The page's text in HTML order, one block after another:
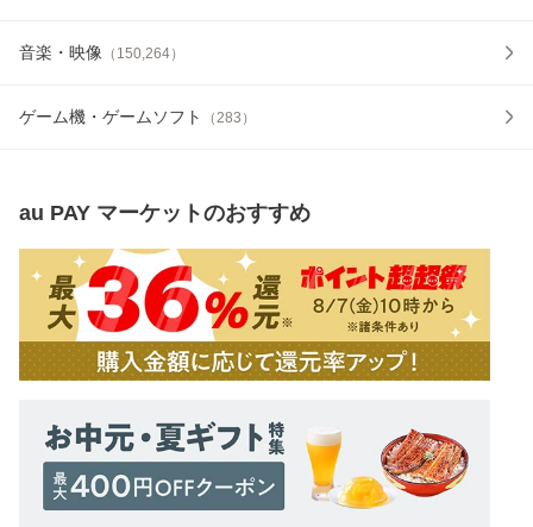
音楽・映像 （ 150,264）
ゲーム機・ゲームソフト （283 ）
au PAY マーケットのおすすめ